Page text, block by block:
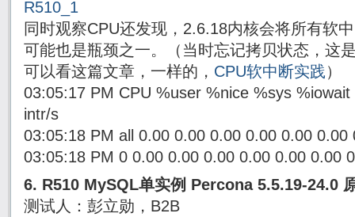
同时观察CPU还发现，2.6.18内核会将所有软
可能也是瓶颈之一。（当时忘记拷贝状态，这
可以看这篇文章，一样的， CPU软中断实践）
03:05:17 PM CPU %user %nice %sys
intr/s
03:05:18 PM all 0.00 0.00 0.00 0.00 0.00 0.00
03:05:18 PM 0 0.00 0.00 0.00 0.00 0.00 0.00
6. R510 MySQL单实例 Percona 5.5.19-24.0
测试人：彭立勋，B2B